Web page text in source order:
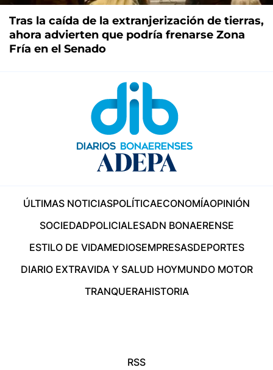
Tras la caída de la extranjerización de tierras,
ahora advierten que podría frenarse Zona
Fría en el Senado
ÚLTIMAS NOTICIASPOLÍTICAECONOMÍAOPINIÓN
SOCIEDADPOLICIALESADN BONAERENSE
ESTILO DE VIDAMEDIOSEMPRESASDEPORTES
DIARIO EXTRAVIDA Y SALUD HOYMUNDO MOTOR
TRANQUERAHISTORIA
RSS